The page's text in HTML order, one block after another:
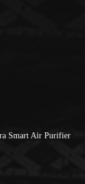
Smart Air Purifier